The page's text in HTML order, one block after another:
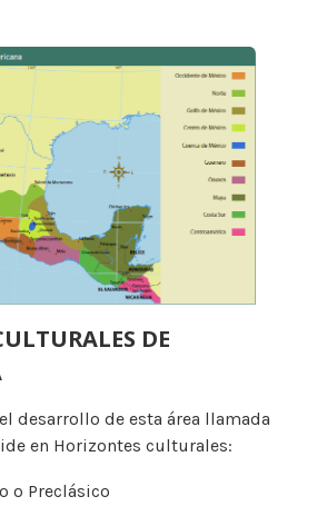
DE
desarrollo de esta área llamada
en Horizontes culturales:
o Preclásico